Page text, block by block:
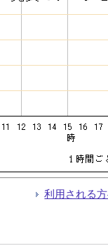
利用される